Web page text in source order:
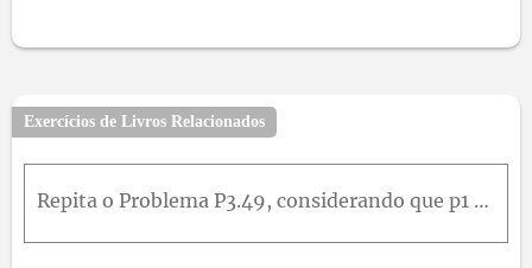
Exercícios de Livros Relacionados
Repita o Problema P3.49, considerando que p1 seja desconhecida e usando a equação de Bernoulli (sem perdas). Calcule a nova força sobre os parafusos com essa hipótese. Qual é a perda de carga entre 1